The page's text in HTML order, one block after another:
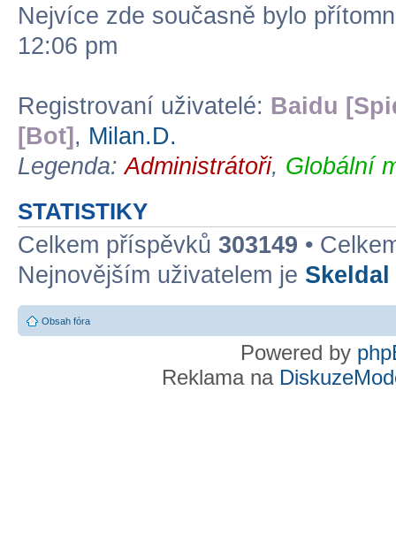
Nejvíce zde současně bylo
12:06 pm
Registrovaní uživatelé: Baidu
[Bot] , Milan.D.
Legenda:Administrátoři, Globální
STATISTIKY
Celkem příspěvků 303149 •
Nejnovějším uživatelem je Skeldal
Obsah fóra
Powered by
Reklama na